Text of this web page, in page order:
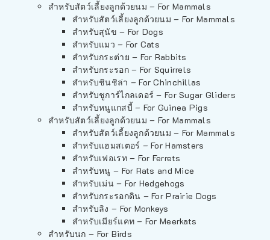
สำหรับสัตว์เลี้ยงลูกด้วยนม – For Mammals
สำหรับสัตว์เลี้ยงลูกด้วยนม – For Mammals
สำหรับสุนัข – For Dogs
สำหรับแมว – For Cats
สำหรับกระต่าย – For Rabbits
สำหรับกระรอก – For Squirrels
สำหรับชินชิล่า – For Chinchillas
สำหรับชูการ์ไกลเดอร์ – For Sugar Gliders
สำหรับหนูแกสบี้ – For Guinea Pigs
สำหรับสัตว์เลี้ยงลูกด้วยนม – For Mammals
สำหรับสัตว์เลี้ยงลูกด้วยนม – For Mammals
สำหรับแฮมสเตอร์ – For Hamsters
สำหรับเฟอเรท – For Ferrets
สำหรับหนู – For Rats and Mice
สำหรับเม่น – For Hedgehogs
สำหรับกระรอกดิน – For Prairie Dogs
สำหรับลิง – For Monkeys
สำหรับเมียร์แคท – For Meerkats
สำหรับนก – For Birds